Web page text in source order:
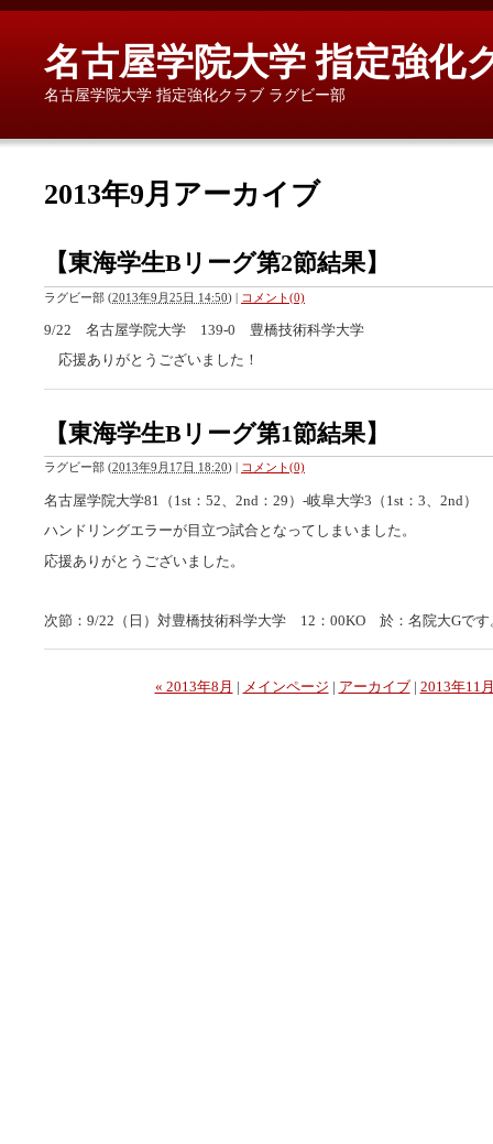
名古屋学院大学 指定強化
名古屋学院大学 指定強化クラブ ラグビー部
2013年9月アーカイブ
【東海学生Bリーグ第2節結果】
ラグビー部 (2013年9月25日 14:50) | コメント(0)
9/22 名古屋学院大学 139-0 豊橋技術科学大学
応援ありがとうございました！
【東海学生Bリーグ第1節結果】
ラグビー部 (2013年9月17日 18:20) コメント(0)
名古屋学院大学81（1st：52、2nd：29）-岐阜大学3（1st：3、2nd）
ハンドリングエラーが目立つ試合となってしまいました。
応援ありがとうございました。
次節：9/22（日）対豊橋技術科学大学 12：00KO 於：名院大Gです
« 2013年8月 | メインページ | アーカイブ| 2013年11